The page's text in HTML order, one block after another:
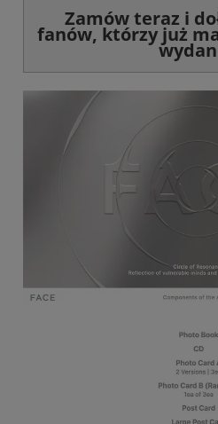
Zamów teraz i
fanów, którzy już